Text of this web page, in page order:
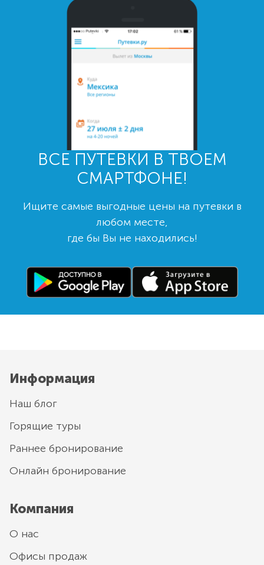
ВСЕ ПУТЕВКИ В ТВОЕМ
СМАРТФОНЕ!
Ищите самые выгодные цены на путевки в
любом месте,
где бы Вы не находились!
Информация
Наш блог
Горящие туры
Раннее бронирование
Онлайн бронирование
Компания
О нас
Офисы продаж